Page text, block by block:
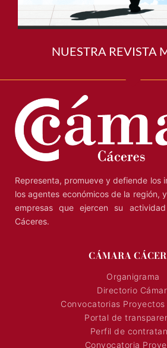
NUESTRA REVISTA
Representa, promueve y defiende los
los agentes económicos de la región,
empresas que ejercen su
Cáceres.
CÁMARA
Organigrama
Directorio
Convocatorias Proyectos
Portal de
Perfil de
Convocatoria